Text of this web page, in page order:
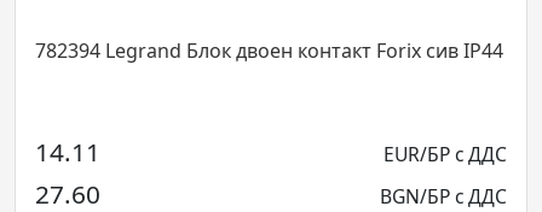
782394 Legrand Блок двоен контакт Forix сив IP44
14.11 EUR/БР с ДДС
27.60 BGN/БР с ДДС